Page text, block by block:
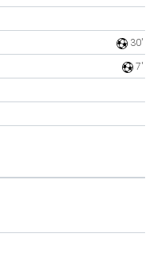
30'
7'